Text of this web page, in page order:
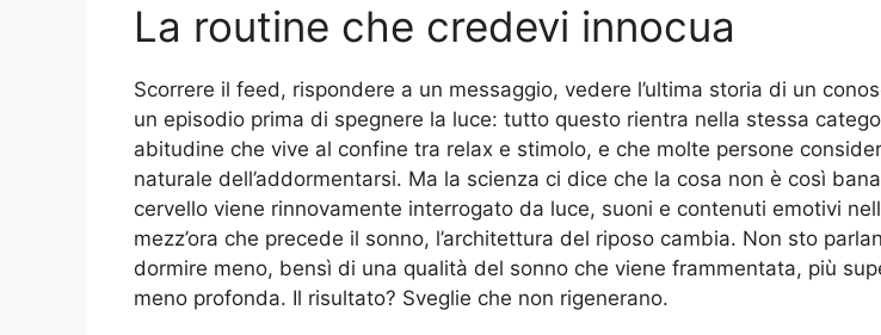
La routine che credevi innocua
Scorrere il feed, rispondere a un messaggio, vedere l’ultima storia di un
un episodio prima di spegnere la luce: tutto questo rientra nella stessa
abitudine che vive al confine tra relax e stimolo, e che molte persone
naturale dell’addormentarsi. Ma la scienza ci dice che la cosa non è così
cervello viene rinnovamente interrogato da luce, suoni e contenuti emotivi
mezz’ora che precede il sonno, l’architettura del riposo cambia. Non sto
dormire meno, bensì di una qualità del sonno che viene frammentata, più
meno profonda. Il risultato? Sveglie che non rigenerano.